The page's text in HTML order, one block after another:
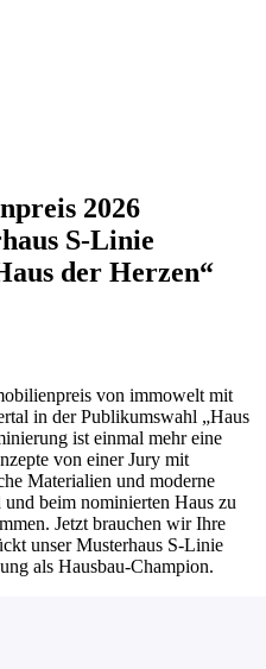
2026
S-Linie
der Herzen“
von immowelt mit
in der Publikumswahl „Haus
ist einmal mehr eine
von einer Jury mit
Materialien und moderne
beim nominierten Haus zu
Jetzt brauchen wir Ihre
unser Musterhaus S-Linie
als Hausbau-Champion.